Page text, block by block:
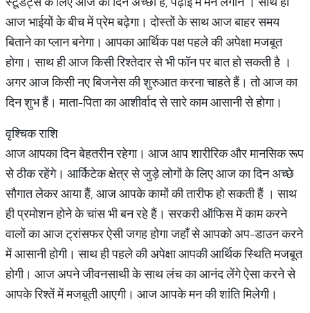
आज भाईयों के बीच में प्रेम बढ़ेगा। दोस्तों के साथ आज बाहर समय
बिताने का प्लान बनेगा। आपका आर्थिक पक्ष पहले की अपेक्षा मजबूत
होगा। साथ ही आज किसी रिश्तेदार से भी फॉन पर बात हो सकती है ।
अगर आज किसी नए बिजनेस की शुरुआत करना चाहते हैं। तो आज का
दिन शुभ हैं। माता-पिता का आशीर्वाद से सारे काम आसानी से होगा।
वृश्चिक राशि
आज आपका दिन बेहतरीन रहेगा। आज आप शारीरिक और मानसिक रूप
से ठीक रहेंगे। आर्किटेक क्षेत्र से जुड़े लोगों के लिए आज का दिन अच्छे
सौगात लेकर आया हैं, आज आपके कामों की तारीफ हो सकती हैं । साथ
ही प्रमोशन होने के चांस भी बन रहे हैं। सरकरी ऑफिस में काम करने
वालों का आज ट्रांसफर ऐसी जगह होगा जहाँ से आपको अप-डाउन करने
में आसानी होगी। साथ ही पहले की अपेक्षा आपकी आर्थिक स्थिति मजबूत
होगी। आज अपने जीवनसाथी के साथ लंच का आनंद लेंगे ऐसा करने से
आपके रिश्तें में मजबूती आएगी। आज आपके मन की शांति मिलेगी।